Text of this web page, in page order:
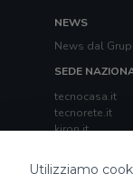
NEWS
News dal
SEDE
tecnocasa.it
tecnorete.it
kiron.it
TECNOCASA
Utilizziamo